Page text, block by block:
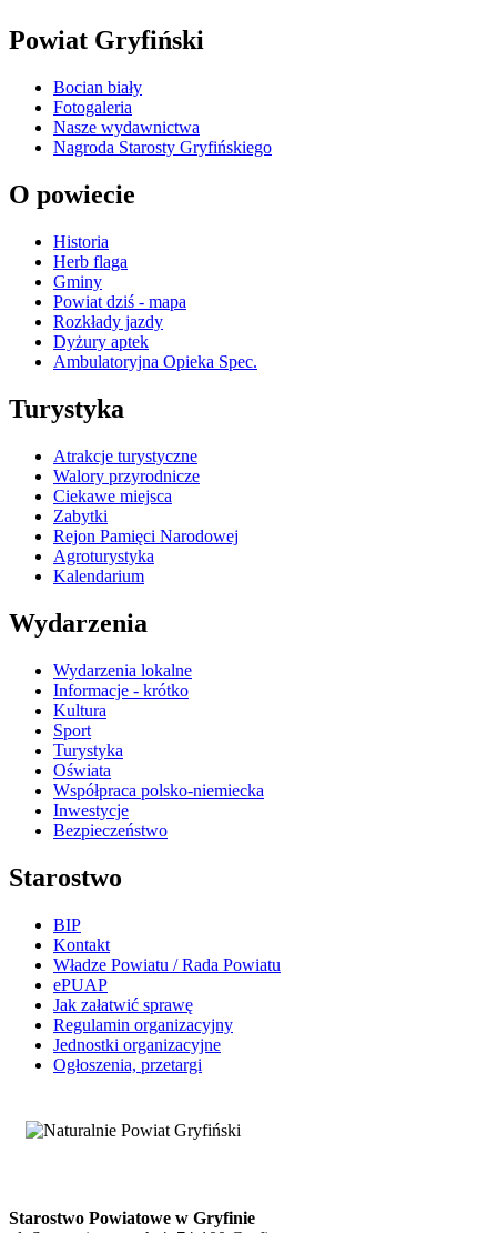
Powiat Gryfiński
Bocian biały
Fotogaleria
Nasze wydawnictwa
Nagroda Starosty Gryfińskiego
O powiecie
Historia
Herb flaga
Gminy
Powiat dziś - mapa
Rozkłady jazdy
Dyżury aptek
Ambulatoryjna Opieka Spec.
Turystyka
Atrakcje turystyczne
Walory przyrodnicze
Ciekawe miejsca
Zabytki
Rejon Pamięci Narodowej
Agroturystyka
Kalendarium
Wydarzenia
Wydarzenia lokalne
Informacje - krótko
Kultura
Sport
Turystyka
Oświata
Współpraca polsko-niemiecka
Inwestycje
Bezpieczeństwo
Starostwo
BIP
Kontakt
Władze Powiatu / Rada Powiatu
ePUAP
Jak załatwić sprawę
Regulamin organizacyjny
Jednostki organizacyjne
Ogłoszenia, przetargi
Starostwo Powiatowe w Gryfinie